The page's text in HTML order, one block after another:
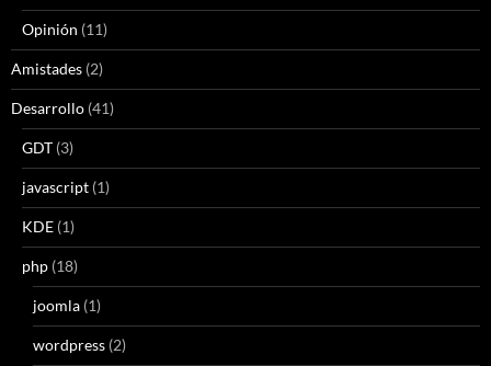
Opinión (11)
Amistades (2)
Desarrollo (41)
GDT (3)
javascript (1)
KDE (1)
php (18)
joomla (1)
wordpress (2)